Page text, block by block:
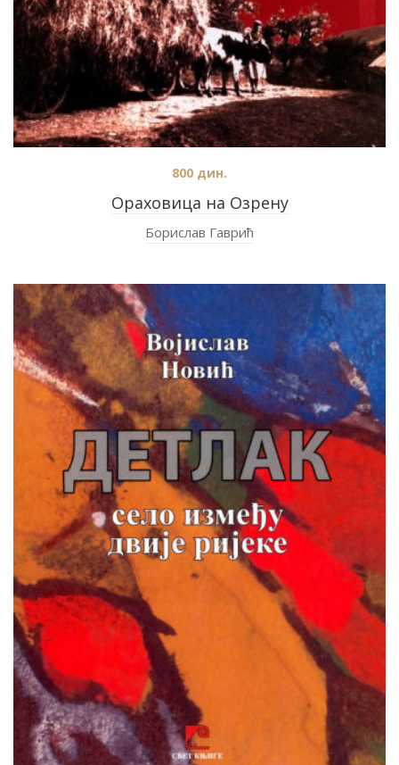
Ораховица на Озрену
800 дин.
Борислав Гаврић